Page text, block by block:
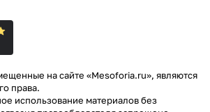
на сайте «Mesoforia.ru», являются
права.
использование материалов без